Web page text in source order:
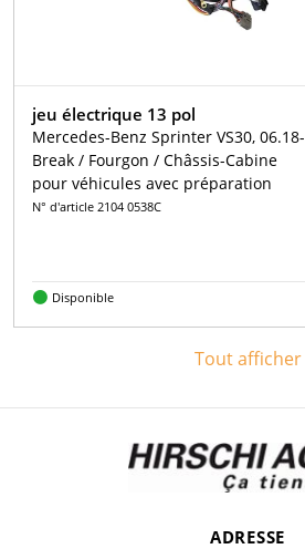
jeu électrique 13 pol
Mercedes-Benz Sprinter VS30, 06.18-
Break / Fourgon / Châssis-Cabine
pour véhicules avec préparation
N° d'article 2104 0538C
Disponible
Tout afficher
ADRESSE